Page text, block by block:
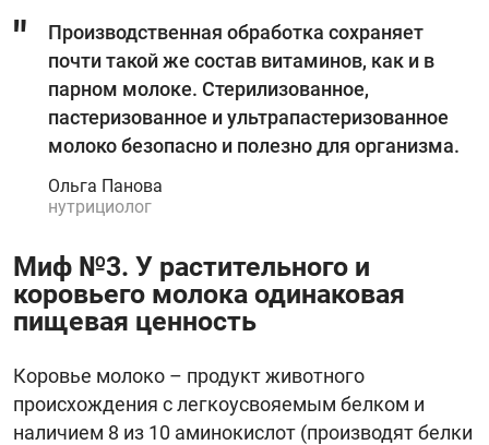
Производственная обработка сохраняет
почти такой же состав витаминов, как и в
парном молоке. Стерилизованное,
пастеризованное и ультрапастеризованное
молоко безопасно и полезно для организма.
Ольга Панова
нутрициолог
Миф №3. У растительного и
коровьего молока одинаковая
пищевая ценность
Коровье молоко – продукт животного
происхождения с легкоусвояемым белком и
наличием 8 из 10 аминокислот (производят белки